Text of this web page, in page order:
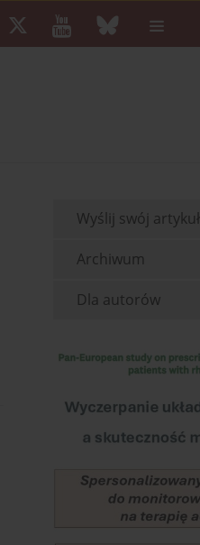
Wyślij swój artykuł
Archiwum
Dla autorów